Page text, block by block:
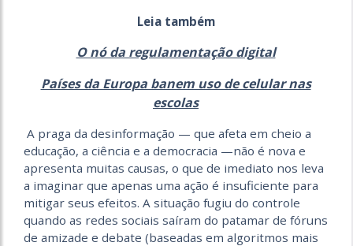
Leia também
O nó da regulamentação digital
Países da Europa banem uso de celular nas
escolas
A praga da desinformação — que afeta em cheio a
educação, a ciência e a democracia —não é nova e
apresenta muitas causas, o que de imediato nos leva
a imaginar que apenas uma ação é insuficiente para
mitigar seus efeitos. A situação fugiu do controle
quando as redes sociais saíram do patamar de fóruns
de amizade e debate (baseadas em algoritmos mais